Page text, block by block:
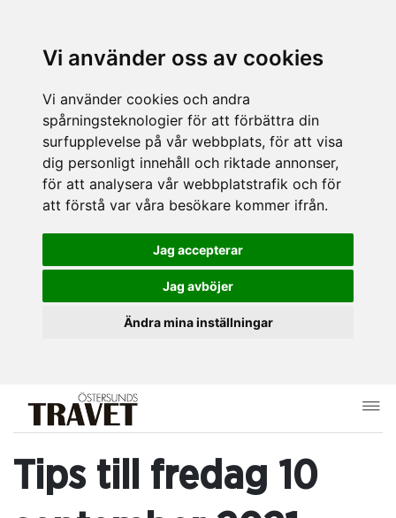
Vi använder oss av cookies
Vi använder cookies och andra
spårningsteknologier för att förbättra din
surfupplevelse på vår webbplats, för att visa
dig personligt innehåll och riktade annonser,
för att analysera vår webbplatstrafik och för
att förstå var våra besökare kommer ifrån.
Jag accepterar
Jag avböjer
Ändra mina inställningar
Tips till fredag 10